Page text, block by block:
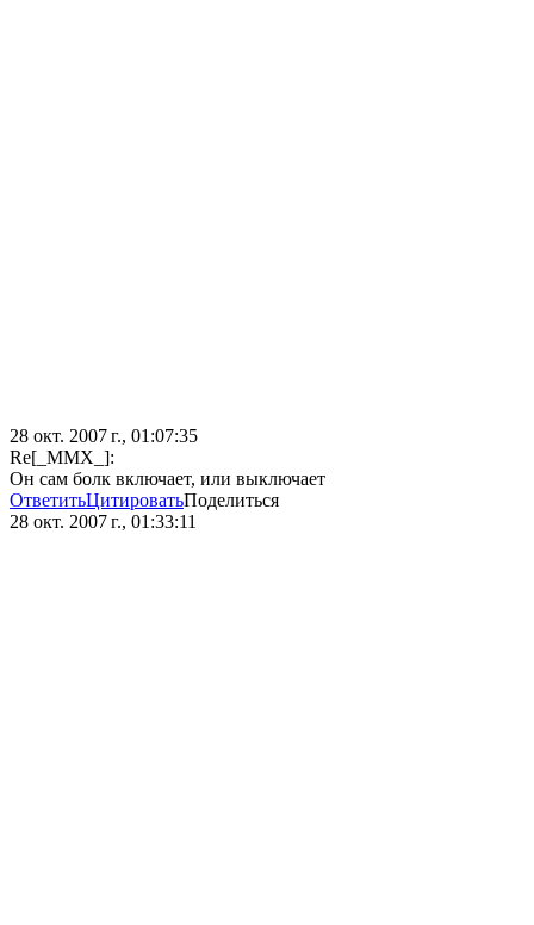
28 окт. 2007 г., 01:07:35
Re[_MMX_]:
Он сам болк включает, или выключает
ОтветитьЦитироватьПоделиться
28 окт. 2007 г., 01:33:11